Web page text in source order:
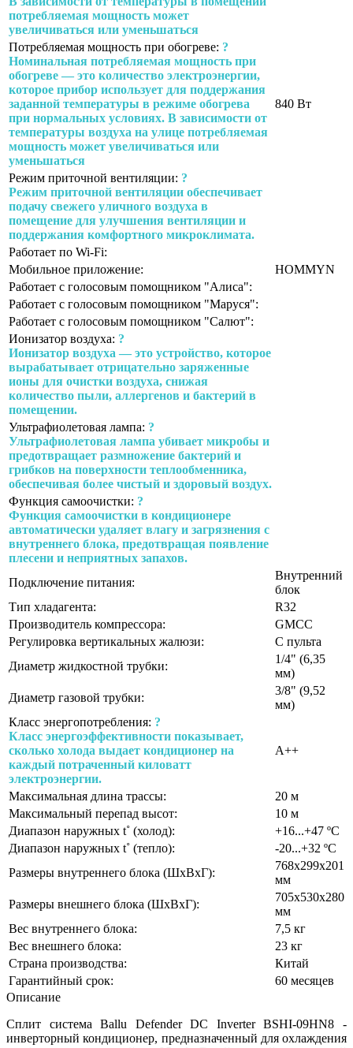
потребляемая мощность может
увеличиваться или уменьшаться
Потребляемая мощность при обогреве: ?
Номинальная потребляемая мощность при
обогреве — это количество электроэнергии,
которое прибор использует для поддержания
заданной температуры в режиме обогрева
при нормальных условиях. В зависимости от
температуры воздуха на улице потребляемая
мощность может увеличиваться или
уменьшаться
840 Вт
Режим приточной вентиляции: ?
Режим приточной вентиляции обеспечивает
подачу свежего уличного воздуха в
помещение для улучшения вентиляции и
поддержания комфортного микроклимата.
Работает по Wi-Fi:
Мобильное приложение:
HOMMYN
Работает с голосовым помощником "Алиса":
Работает с голосовым помощником "Маруся":
Работает с голосовым помощником "Салют":
Ионизатор воздуха: ?
Ионизатор воздуха — это устройство, которое
вырабатывает отрицательно заряженные
ионы для очистки воздуха, снижая
количество пыли, аллергенов и бактерий в
помещении.
Ультрафиолетовая лампа: ?
Ультрафиолетовая лампа убивает микробы и
предотвращает размножение бактерий и
грибков на поверхности теплообменника,
обеспечивая более чистый и здоровый воздух.
Функция самоочистки: ?
Функция самоочистки в кондиционере
автоматически удаляет влагу и загрязнения с
внутреннего блока, предотвращая появление
плесени и неприятных запахов.
Подключение питания:
Внутренний
блок
Тип хладагента:
R32
Производитель компрессора:
GMCC
Регулировка вертикальных жалюзи:
С пульта
Диаметр жидкостной трубки:
1/4" (6,35
мм)
Диаметр газовой трубки:
3/8" (9,52
мм)
Класс энергопотребления: ?
Класс энергоэффективности показывает,
сколько холода выдает кондиционер на
каждый потраченный киловатт
электроэнергии.
A++
Максимальная длина трассы:
20 м
Максимальный перепад высот:
10 м
Диапазон наружных t˚ (холод):
+16...+47 ºС
Диапазон наружных t˚ (тепло):
-20...+32 ºС
Размеры внутреннего блока (ШхВхГ):
768х299х201
мм
Размеры внешнего блока (ШхВхГ):
705х530х280
мм
Вес внутреннего блока:
7,5 кг
Вес внешнего блока:
23 кг
Страна производства:
Китай
Гарантийный срок:
60 месяцев
Описание
Сплит система Ballu Defender DC Inverter BSHI-09HN8 -
инверторный кондиционер, предназначенный для охлаждения